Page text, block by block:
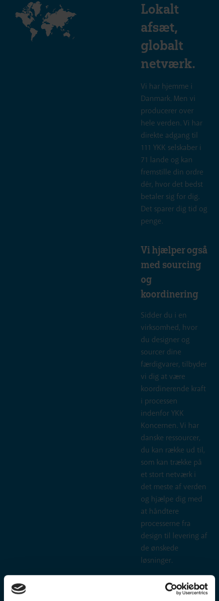
Lokalt
afsæt,
globalt
netværk.
Vi har hjemme i
Danmark. Men vi
producerer over
hele verden. Vi har
direkte adgang til
111 YKK selskaber i
71 lande og kan
fremstille din ordre
dér, hvor det bedst
betaler sig for dig.
Det sparer dig tid og
penge.
Vi hjælper også
med sourcing
og
koordinering
Sidder du i en
virksomhed, hvor
du designer og
sourcer dine
færdigvarer, tilbyder
vi dig at være
koordinerende kraft
i processen
indenfor YKK
Koncernen. Vi har
danske ressourcer,
du kan række ud til,
som kan trække på
et stort netværk i
det meste af verden
og hjælpe dig med
at håndtere
processerne fra
design til levering af
de ønskede
løsninger.